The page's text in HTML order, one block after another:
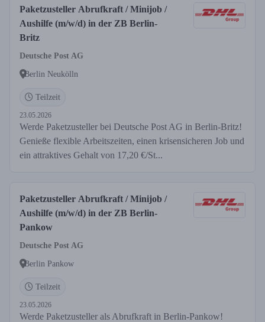
Paketzusteller Abrufkraft / Minijob /
Aushilfe (m/w/d) in der ZB Berlin-
Britz
Deutsche Post AG
Berlin Neukölln
Teilzeit
23.05.2026
Werde Paketzusteller bei Deutsche Post AG in Berlin-Britz!
Genieße flexible Arbeitszeiten, einen krisensicheren Job und
ein attraktives Gehalt von 17,20 €/St...
Paketzusteller Abrufkraft / Minijob /
Aushilfe (m/w/d) in der ZB Berlin-
Pankow
Deutsche Post AG
Berlin Pankow
Teilzeit
23.05.2026
Werde Paketzusteller als Abrufkraft in Berlin-Pankow!